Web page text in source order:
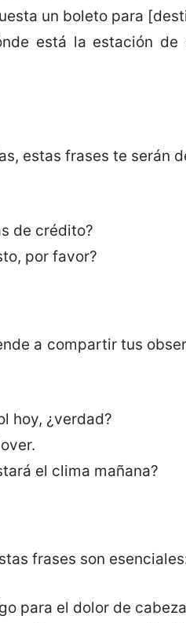
un boleto para
está la estación de
estas frases te serán
de crédito?
por favor?
a compartir tus
hoy, ¿verdad?
el clima mañana?
frases son
para el dolor de